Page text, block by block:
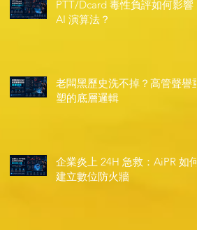
PTT/Dcard 毒性負評如何影響
AI 演算法？
老闆黑歷史洗不掉？高管聲譽重
塑的底層邏輯
企業炎上 24H 急救：AiPR 如何
建立數位防火牆